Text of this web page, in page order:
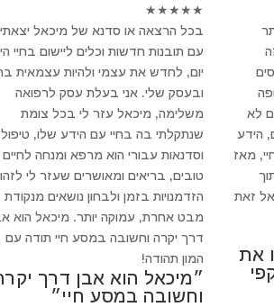
★
★
★
★
★
בכל הרצאה או סדנא של מיכאל יצאתי
עם תובנות חדשות וכלים ליישום בחיי
יום, לחדש את עצמי ולהיות עצמאית
ובעסק שלי. אני בעלת עסק לרפואה
משלימה, מיכאל עזר לי בכל צומת
שנתקלתי בה בחיי עם הידע שלו,
וסדנאות עבורי הוא מרפא ומנחה לחיים
טובים, בריאים ומאושרים שעזר לי
הזדמנויות בזמן ולבחון נושאים מנקודת
מבט אחרת, עמוקה יותר. מיכאל הוא
דרך יקרה וחשובה במסע חיי תודה עם
המון תהודה!
״מיכאל הוא אבן דרך
וחשובה במסע חיי״
לא
הידע
מאז
זאת
את